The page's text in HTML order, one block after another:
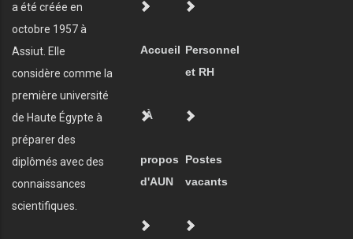
a été créée en
octobre 1957 à
Assiut. Elle
considère comme la
première université
de Haute Égypte à
préparer des
diplômés avec des
connaissances
scientifiques.
Accueil Personnel
et RH
À
propos
d'AUN
Postes
vacants